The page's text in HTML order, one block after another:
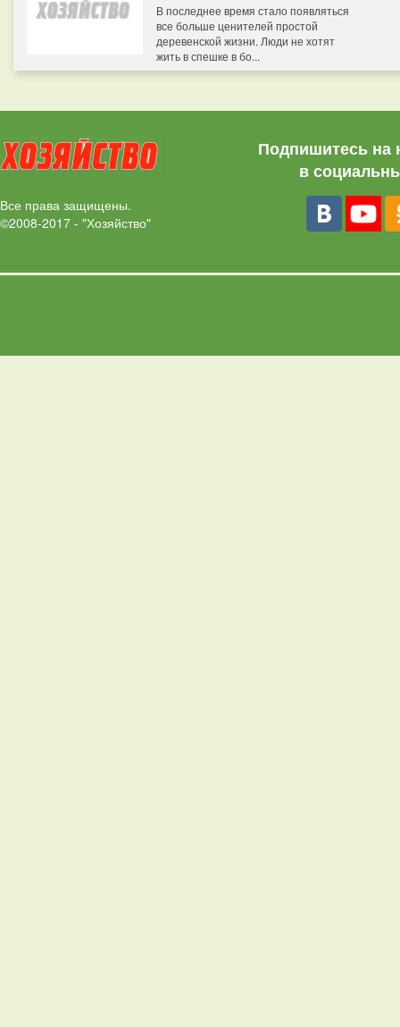
В последнее время стало появляться
все больше ценителей простой
деревенской жизни. Люди не хотят
жить в спешке в бо...
Все права защищены.
©2008-2017 - "Хозяйство"
Подпишитесь на
в